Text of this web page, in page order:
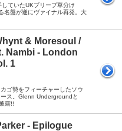
ていたUKブリープ草分け
名盤が遂にヴァイナル再発。大
& Moresoul /
Nambi - London
1
ゴ勢をフィーチャーしたソウ
ス。Glenn Undergroundと
露!!
- Epilogue